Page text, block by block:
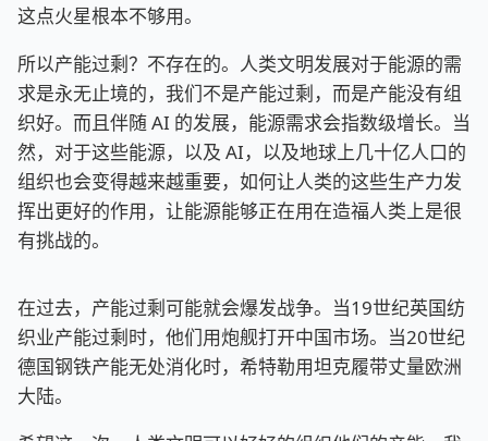
这点火星根本不够用。
所以产能过剩？不存在的。人类文明发展对于能源的需
求是永无止境的，我们不是产能过剩，而是产能没有组
织好。而且伴随 AI 的发展，能源需求会指数级增长。当
然，对于这些能源，以及 AI，以及地球上几十亿人口的
组织也会变得越来越重要，如何让人类的这些生产力发
挥出更好的作用，让能源能够正在用在造福人类上是很
有挑战的。